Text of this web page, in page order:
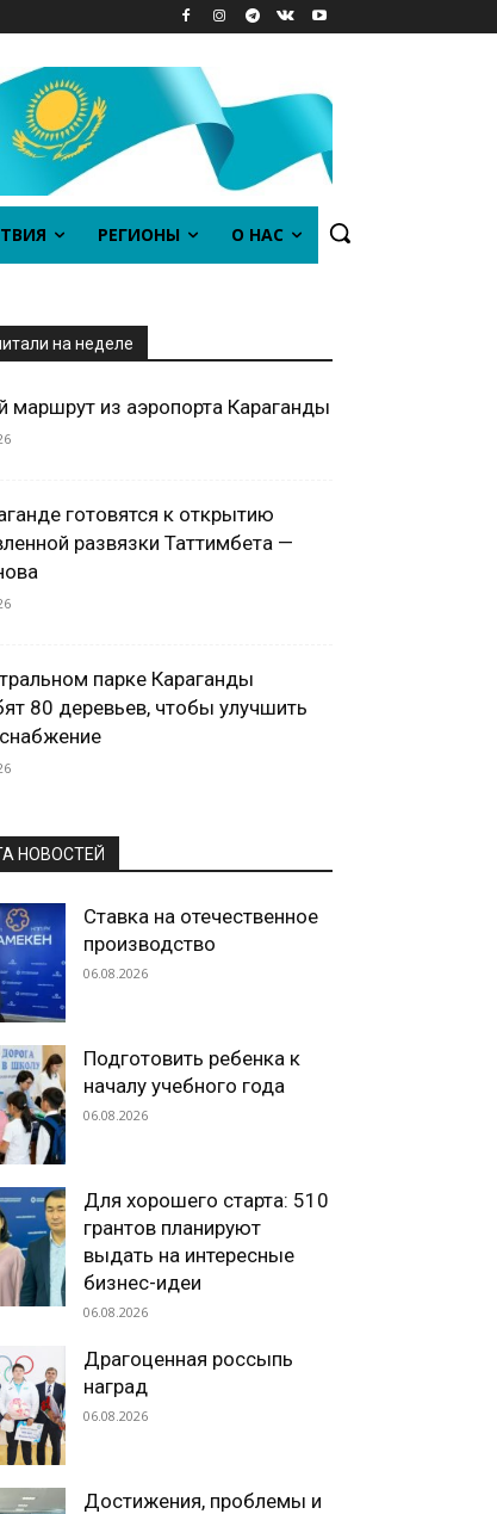
РЕГИОНЫ О НАС
на неделе
маршрут из аэропорта Караганды
готовятся к открытию
развязки Таттимбета —
парке Караганды
80 деревьев, чтобы улучшить
НОВОСТЕЙ
Ставка на отечественное
производство
06.08.2026
Подготовить ребенка к
началу учебного года
06.08.2026
Для хорошего старта: 510
грантов планируют
выдать на интересные
бизнес-идеи
06.08.2026
Драгоценная россыпь
наград
06.08.2026
Достижения, проблемы и